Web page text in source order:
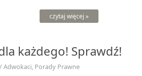
czytaj więcej »
każdego! Sprawdź!
Adwokaci, Porady Prawne